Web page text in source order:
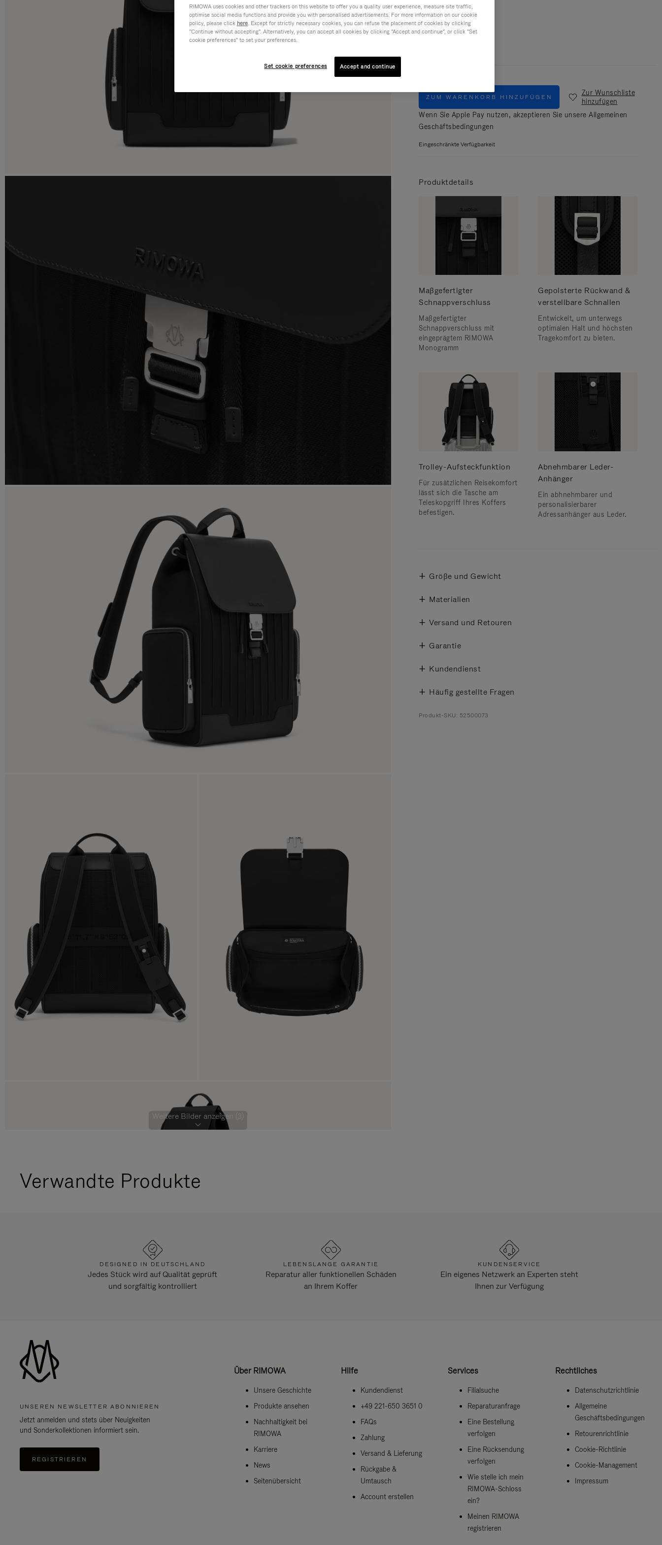
Weitere Bilder anzeigen (3)
Farbe Schwarz
ZUM WARENKORB HINZUFÜGEN
Zur Wunschliste
hinzufügen
Wenn Sie Apple Pay nutzen, akzeptieren Sie unsere Allgemeinen
Geschäftsbedingungen
Eingeschränkte Verfügbarkeit
Produktdetails
Maßgefertigter
Schnappverschluss
Maßgefertigter
Schnappverschluss mit
eingeprägtem RIMOWA
Monogramm
Gepolsterte Rückwand &
verstellbare Schnallen
Entwickelt, um unterwegs
optimalen Halt und höchsten
Tragekomfort zu bieten.
Trolley-Aufsteckfunktion
Für zusätzlichen Reisekomfort
lässt sich die Tasche am
Teleskopgriff Ihres Koffers
befestigen.
Abnehmbarer Leder-
Anhänger
Ein abhnehmbarer und
personalisierbarer
Adressanhänger aus Leder.
Größe und Gewicht
Materialien
Versand und Retouren
Garantie
Kundendienst
Häufig gestellte Fragen
Produkt-SKU: 52500073
Verwandte Produkte
DESIGNED IN DEUTSCHLAND
Jedes Stück wird auf Qualität geprüft
und sorgfältig kontrolliert
LEBENSLANGE GARANTIE
Reparatur aller funktionellen Schäden
an Ihrem Koffer
KUNDENSERVICE
Ein eigenes Netzwerk an Experten steht
Ihnen zur Verfügung
UNSEREN NEWSLETTER ABONNIEREN
Jetzt anmelden und stets über Neuigkeiten
und Sonderkollektionen informiert sein.
REGISTRIEREN
Über RIMOWA
Unsere Geschichte
Produkte ansehen
Nachhaltigkeit bei
RIMOWA
Karriere
News
Seitenübersicht
Hilfe
Kundendienst
+49 221-650 3651 0
FAQs
Zahlung
Versand & Lieferung
Rückgabe &
Umtausch
Account erstellen
Services
Filialsuche
Reparaturanfrage
Eine Bestellung
verfolgen
Eine Rücksendung
verfolgen
Wie stelle ich mein
RIMOWA-Schloss
ein?
Meinen RIMOWA
registrieren
Rechtliches
Datenschutzrichtlinie
Allgemeine
Geschäftsbedingungen
Retourenrichtlinie
Cookie-Richtlinie
Cookie-Management
Impressum
RIMOWA uses cookies and other trackers on this website to offer you a quality user experience, measure site traffic,
optimise social media functions and provide you with personalised advertisements. For more information on our cookie
policy, please click here. Except for strictly necessary cookies, you can refuse the placement of cookies by clicking
"Continue without accepting". Alternatively, you can accept all cookies by clicking "Accept and continue", or click "Set
cookie preferences" to set your preferences.
Set cookie preferences Accept and continue